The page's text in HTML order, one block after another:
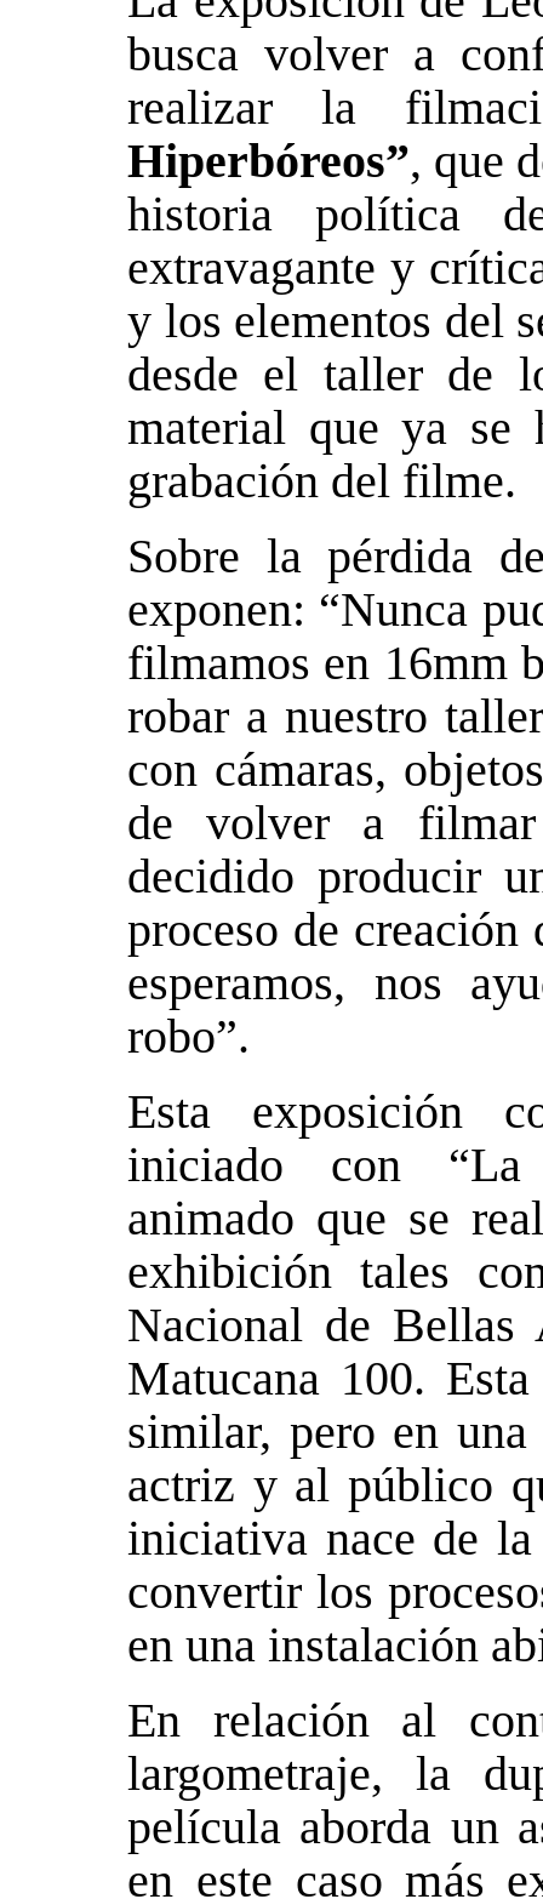
busca volver a
realizar la
Hiperbóreos”, que
historia política
extravagante y
y los elementos del
desde el taller de
material que ya se
grabación del filme.
Sobre la pérdida
exponen: “Nunca
filmamos en 16mm
robar a nuestro
con cámaras,
de volver a
decidido producir
proceso de creación
esperamos, nos
robo”.
Esta exposición
iniciado con “La
animado que se
exhibición tales
Nacional de Bellas
Matucana 100.
similar, pero en
actriz y al público
iniciativa nace de
convertir los
en una instalación
En relación al
largometraje, la
película aborda un
en este caso más